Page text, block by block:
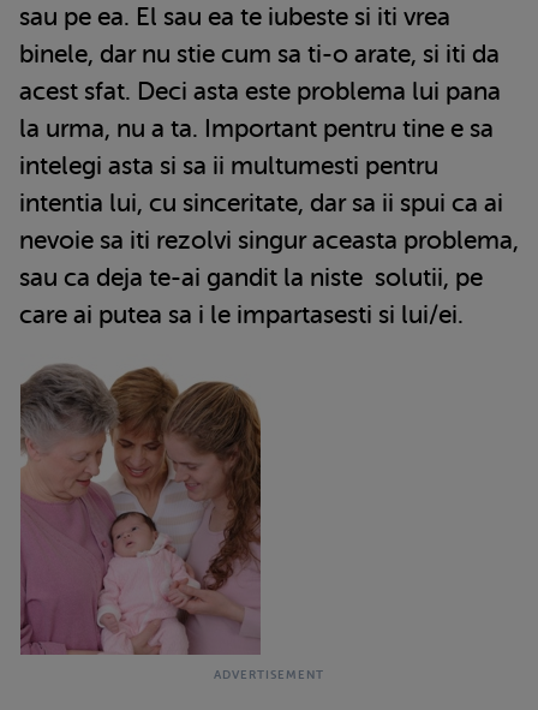
sau pe ea. El sau ea te iubeste si iti vrea
binele, dar nu stie cum sa ti-o arate, si iti da
acest sfat. Deci asta este problema lui pana
la urma, nu a ta. Important pentru tine e sa
intelegi asta si sa ii multumesti pentru
intentia lui, cu sinceritate, dar sa ii spui ca ai
nevoie sa iti rezolvi singur aceasta problema,
sau ca deja te-ai gandit la niste solutii, pe
care ai putea sa i le impartasesti si lui/ei.